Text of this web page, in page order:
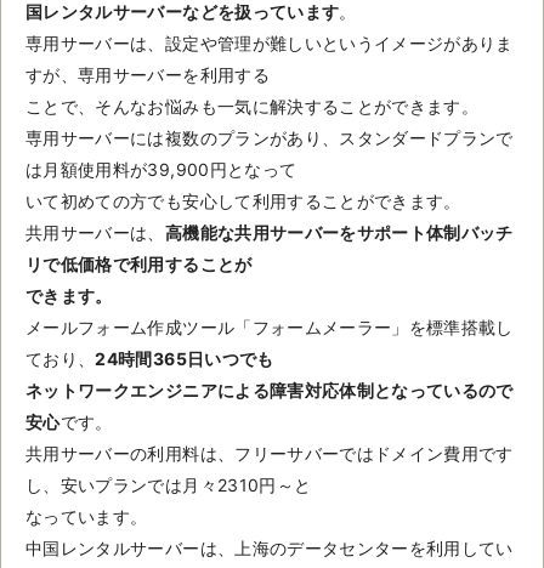
国レンタルサーバーなどを扱っています。
専用サーバーは、設定や管理が難しいというイメージがありま
すが、専用サーバーを利用する
ことで、そんなお悩みも一気に解決することができます。
専用サーバーには複数のプランがあり、スタンダードプランで
は月額使用料が39,900円となって
いて初めての方でも安心して利用することができます。
共用サーバーは、 高機能な共用サーバーをサポート体制バッチ
リで低価格で利用することが
できます。
メールフォーム作成ツール「フォームメーラー」を標準搭載し
ており、24時間365日いつでも
ネットワークエンジニアによる障害対応体制となっているので
安心です。
共用サーバーの利用料は、フリーサバーではドメイン費用です
し、安いプランでは月々2310円～と
なっています。
中国レンタルサーバーは、上海のデータセンターを利用してい